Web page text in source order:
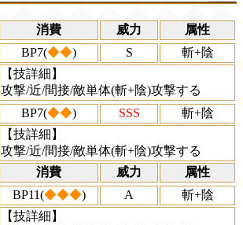
消費 威力 属性
BP7(◆◆) S
斬+陰
【技詳細】
攻撃/近/間接/敵単体(斬+陰)攻撃する
BP7(◆◆) SSS
斬+陰
【技詳細】
攻撃/近/間接/敵単体(斬+陰)攻撃する
消費 威力 属性
BP11(◆◆◆) A
斬+陰
【技詳細】